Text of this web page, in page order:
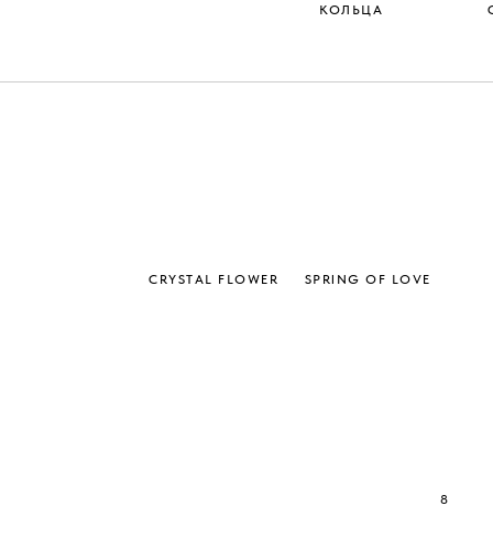
КОЛЬЦА
CRYSTAL FLOWER SPRING OF LOVE
8